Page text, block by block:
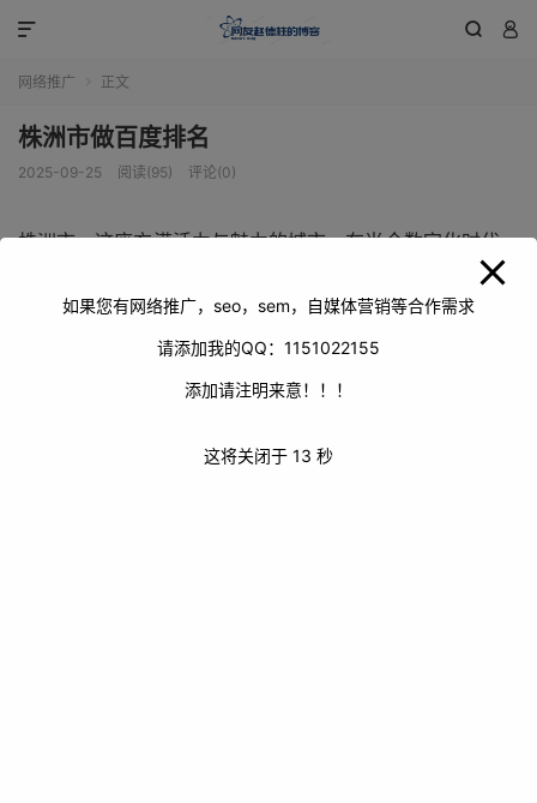
 

网络推广 正文
株洲市做百度排名
2025-09-25 阅读(95) 评论(0)
株洲市，这座充满活力与魅力的城市，在当今数字化时代，
百度排名对于其各方面的发展有着至关重要的意义。通过提
升在百度搜索结果中的排名，株洲市能够更好地展示自身丰
富的资源、独特的产业优势以及精彩的城市风貌，吸引更多
如果您有网络推广，seo，sem，自媒体营销等合作需求
请添加我的QQ：1151022155
添加请注明来意！！！
这将关闭于 13 秒